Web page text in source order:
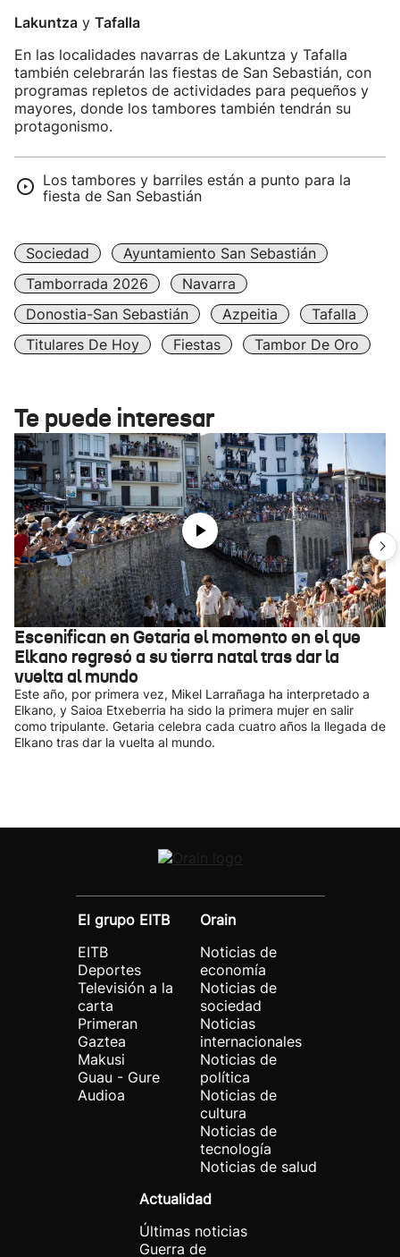
Lakuntza y Tafalla
En las localidades navarras de Lakuntza y Tafalla
también celebrarán las fiestas de San Sebastián, con
programas repletos de actividades para pequeños y
mayores, donde los tambores también tendrán su
protagonismo.
Los tambores y barriles están a punto para la
fiesta de San Sebastián
Sociedad
Ayuntamiento San Sebastián
Tamborrada 2026
Navarra
Donostia-San Sebastián
Azpeitia
Tafalla
Titulares De Hoy
Fiestas Tambor De Oro
Te puede interesar
Escenifican en Getaria el momento en el que
Elkano regresó a su tierra natal tras dar la
vuelta al mundo
Este año, por primera vez, Mikel Larrañaga ha interpretado a
Elkano, y Saioa Etxeberria ha sido la primera mujer en salir
como tripulante. Getaria celebra cada cuatro años la llegada de
Elkano tras dar la vuelta al mundo.
El grupo EITB
EITB
Deportes
Televisión a la
carta
Primeran
Gaztea
Makusi
Guau - Gure
Audioa
Orain
Noticias de
economía
Noticias de
sociedad
Noticias
internacionales
Noticias de
política
Noticias de
cultura
Noticias de
tecnología
Noticias de salud
Actualidad
Últimas noticias
Guerra de